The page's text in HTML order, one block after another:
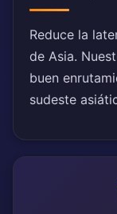
Reduce la
de Asia.
buen
sudeste